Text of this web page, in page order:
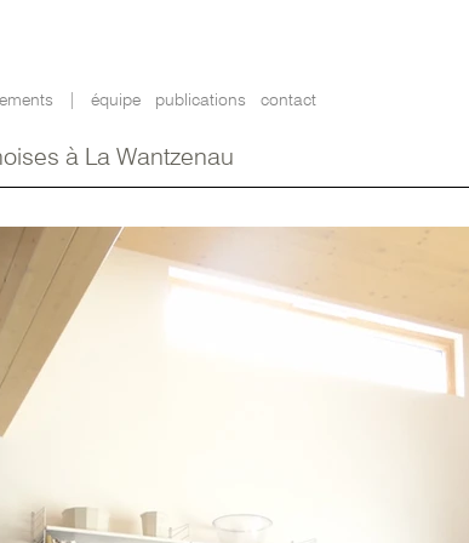
| équipe publications contact
à La Wantzenau